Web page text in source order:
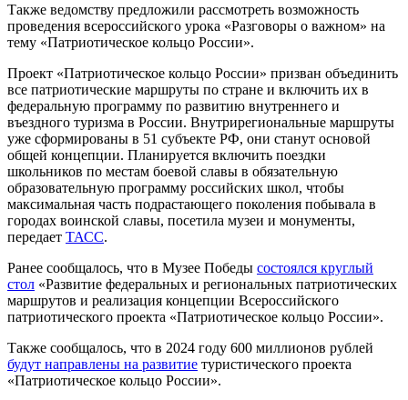
Также ведомству предложили рассмотреть возможность
проведения всероссийского урока «Разговоры о важном» на
тему «Патриотическое кольцо России».
Проект «Патриотическое кольцо России» призван объединить
все патриотические маршруты по стране и включить их в
федеральную программу по развитию внутреннего и
въездного туризма в России. Внутрирегиональные маршруты
уже сформированы в 51 субъекте РФ, они станут основой
общей концепции. Планируется включить поездки
школьников по местам боевой славы в обязательную
образовательную программу российских школ, чтобы
максимальная часть подрастающего поколения побывала в
городах воинской славы, посетила музеи и монументы,
передает ТАСС.
Ранее сообщалось, что в Музее Победы состоялся круглый
стол «Развитие федеральных и региональных патриотических
маршрутов и реализация концепции Всероссийского
патриотического проекта «Патриотическое кольцо России».
Также сообщалось, что в 2024 году 600 миллионов рублей
будут направлены на развитие туристического проекта
«Патриотическое кольцо России».